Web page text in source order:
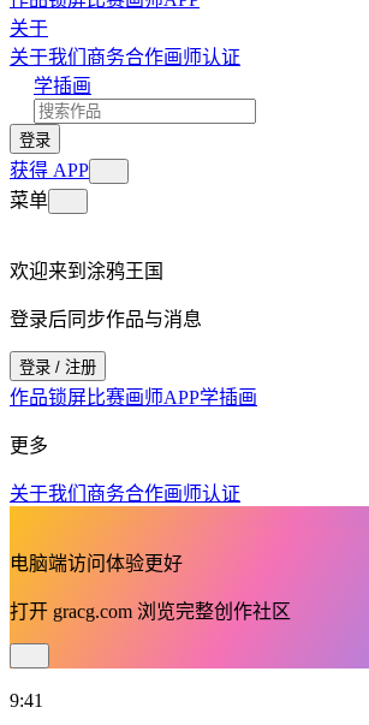
关于
关于我们 商务合作画师认证
学插画
登录
获得 APP
菜单
欢迎来到涂鸦王国
登录后同步作品与消息
登录 / 注册
作品锁屏比赛画师APP学插画
更多
关于我们 商务合作画师认证
电脑端访问体验更好
打开 gracg.com 浏览完整创作社区
9:41